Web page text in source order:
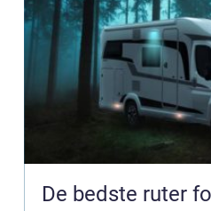
De bedste ruter